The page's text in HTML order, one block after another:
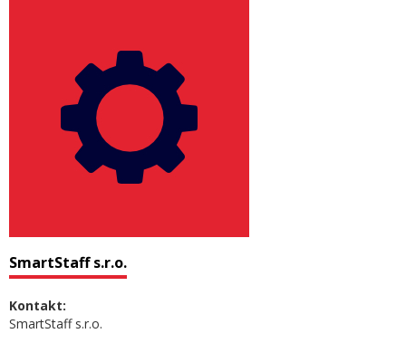
SmartStaff s.r.o.
Kontakt:
SmartStaff s.r.o.